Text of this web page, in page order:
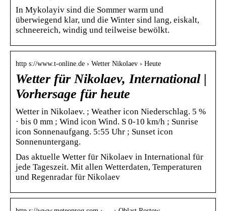
In Mykolayiv sind die Sommer warm und
überwiegend klar, und die Winter sind lang, eiskalt,
schneereich, windig und teilweise bewölkt.
http s://www.t-online.de › Wetter Nikolaev › Heute
Wetter für Nikolaev, International |
Vorhersage für heute
Wetter in Nikolaev. ; Weather icon Niederschlag. 5 %
· bis 0 mm ; Wind icon Wind. S 0-10 km/h ; Sunrise
icon Sonnenaufgang. 5:55 Uhr ; Sunset icon
Sonnenuntergang.
Das aktuelle Wetter für Nikolaev in International für
jede Tageszeit. Mit allen Wetterdaten, Temperaturen
und Regenradar für Nikolaev